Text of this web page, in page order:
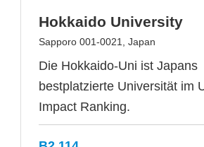
Hokkaido University
Sapporo 001-0021, Japan
Die Hokkaido-Uni ist Japans
bestplatzierte Universität im
Impact Ranking.